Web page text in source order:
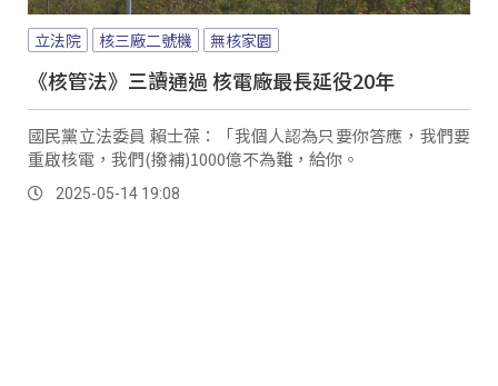
立法院 核三廠二號機 無核家園
《核管法》三讀通過 核電廠最長延役20年
國民黨立法委員 賴士葆：「我個人認為只要你答應，我們要
重啟核電，我們(撥補)1000億不為難，給你。
2025-05-14 19:08